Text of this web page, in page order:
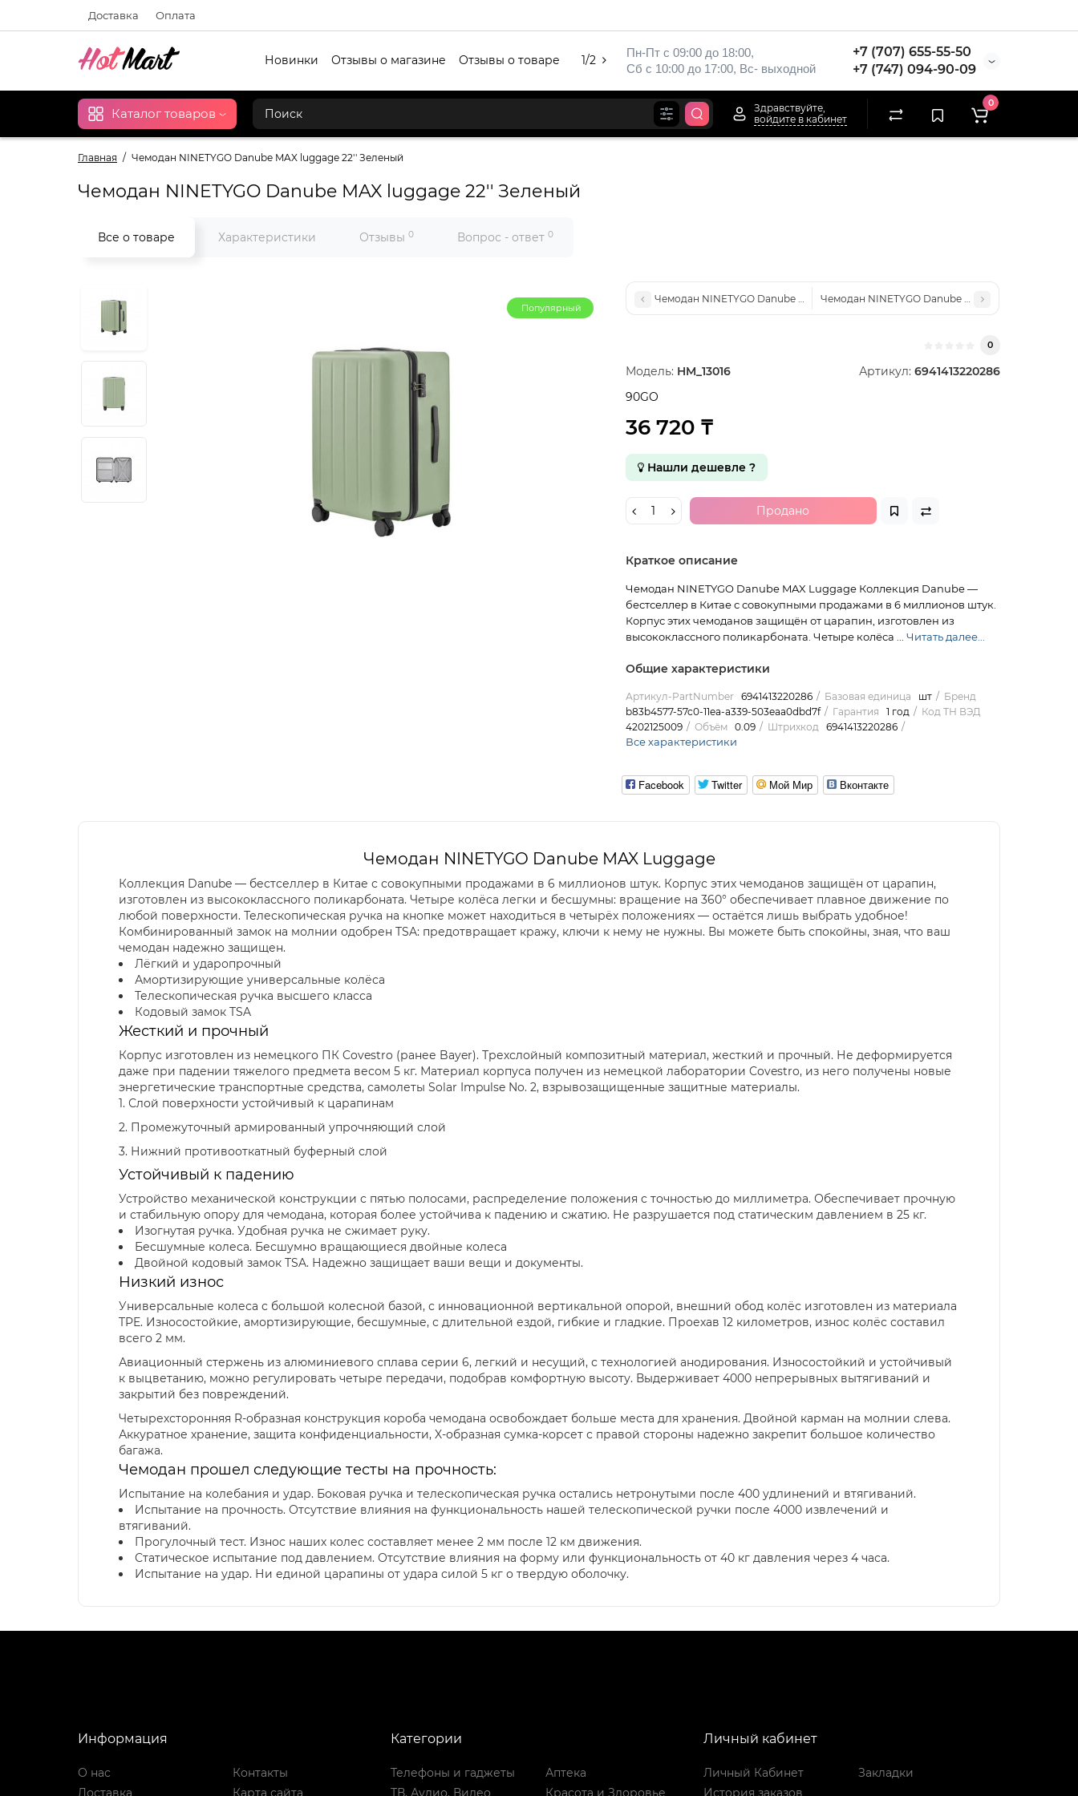
Доставка Оплата
Пн-Пт с 09:00 до 18:00,
Сб с 10:00 до 17:00, Вс- выходной
+7 (707) 655-55-50
+7 (747) 094-90-09
1/2
Новинки Отзывы о магазине Отзывы о товаре
Каталог товаров
Здравствуйте,
войдите в кабинет
0
Главная Чемодан NINETYGO Danube MAX luggage 22'' Зеленый
Чемодан NINETYGO Danube MAX luggage 22'' Зеленый
Все о товаре Характеристики Отзывы 0 Вопрос - ответ 0
Популярный
Чемодан NINETYGO Danube Luggage 28'' (New version) Синий
Чемодан NINETYGO Danube MAX luggage -26''
0
Модель: HM_13016 Артикул: 6941413220286
90GO
36 720 ₸
Нашли дешевле ?
Продано
Краткое описание
Чемодан NINETYGO Danube MAX Luggage Коллекция Danube —
бестселлер в Китае с совокупными продажами в 6 миллионов штук.
Корпус этих чемоданов защищён от царапин, изготовлен из
высококлассного поликарбоната. Четыре колёса ... Читать далее...
Общие характеристики
Артикул-PartNumber 6941413220286 Базовая единица шт
Бренд
b83b4577-57c0-11ea-a339-503eaa0dbd7f
Гарантия 1 год
Код ТН ВЭД
4202125009
Объём 0.09 Штрихкод 6941413220286
Все характеристики
Facebook Twitter Мой Мир Вконтакте
Чемодан NINETYGO Danube MAX Luggage
Коллекция Danube — бестселлер в Китае с совокупными продажами в 6 миллионов штук. Корпус этих чемоданов защищён от царапин,
изготовлен из высококлассного поликарбоната. Четыре колёса легки и бесшумны: вращение на 360° обеспечивает плавное движение по
любой поверхности. Телескопическая ручка на кнопке может находиться в четырёх положениях — остаётся лишь выбрать удобное!
Комбинированный замок на молнии одобрен TSA: предотвращает кражу, ключи к нему не нужны. Вы можете быть спокойны, зная, что ваш
чемодан надежно защищен.
Лёгкий и ударопрочный
Амортизирующие универсальные колёса
Телескопическая ручка высшего класса
Кодовый замок TSA
Жесткий и прочный
Корпус изготовлен из немецкого ПК Covestro (ранее Bayer). Трехслойный композитный материал, жесткий и прочный. Не деформируется
даже при падении тяжелого предмета весом 5 кг. Материал корпуса получен из немецкой лаборатории Covestro, из него получены новые
энергетические транспортные средства, самолеты Solar Impulse No. 2, взрывозащищенные защитные материалы.
1. Слой поверхности устойчивый к царапинам
2. Промежуточный армированный упрочняющий слой
3. Нижний противооткатный буферный слой
Устойчивый к падению
Устройство механической конструкции с пятью полосами, распределение положения с точностью до миллиметра. Обеспечивает прочную
и стабильную опору для чемодана, которая более устойчива к падению и сжатию. Не разрушается под статическим давлением в 25 кг.
Изогнутая ручка. Удобная ручка не сжимает руку.
Бесшумные колеса. Бесшумно вращающиеся двойные колеса
Двойной кодовый замок TSA. Надежно защищает ваши вещи и документы.
Низкий износ
Универсальные колеса с большой колесной базой, с инновационной вертикальной опорой, внешний обод колёс изготовлен из материала
TPE. Износостойкие, амортизирующие, бесшумные, с длительной ездой, гибкие и гладкие. Проехав 12 километров, износ колёс составил
всего 2 мм.
Авиационный стержень из алюминиевого сплава серии 6, легкий и несущий, с технологией анодирования. Износостойкий и устойчивый
к выцветанию, можно регулировать четыре передачи, подобрав комфортную высоту. Выдерживает 4000 непрерывных вытягиваний и
закрытий без повреждений.
Четырехсторонняя R-образная конструкция короба чемодана освобождает больше места для хранения. Двойной карман на молнии слева.
Аккуратное хранение, защита конфиденциальности, X-образная сумка-корсет с правой стороны надежно закрепит большое количество
багажа.
Чемодан прошел следующие тесты на прочность:
Испытание на колебания и удар. Боковая ручка и телескопическая ручка остались нетронутыми после 400 удлинений и втягиваний.
Испытание на прочность. Отсутствие влияния на функциональность нашей телескопической ручки после 4000 извлечений и
втягиваний.
Прогулочный тест. Износ наших колес составляет менее 2 мм после 12 км движения.
Статическое испытание под давлением. Отсутствие влияния на форму или функциональность от 40 кг давления через 4 часа.
Испытание на удар. Ни единой царапины от удара силой 5 кг о твердую оболочку.
Информация
О нас
Доставка
Контакты
Карта сайта
Категории
Телефоны и гаджеты
ТВ, Аудио, Видео
Аптека
Красота и Здоровье
Личный кабинет
Личный Кабинет
История заказов
Закладки